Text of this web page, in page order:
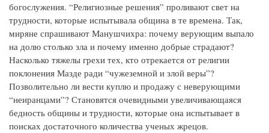
богослужения. “Религиозные решения” проливают свет на
трудности, которые испытывала община в те времена. Так,
миряне спрашивают Манушчихра: почему верующим выпало
на долю столько зла и почему именно добрые страдают?
Насколько тяжелы грехи тех, кто отрекается от религии
поклонения Мазде ради “чужеземной и злой веры”?
Позволительно ли вести куплю и продажу с неверующими
“неиранцами”? Становятся очевидными увеличивающаяся
бедность общины и трудности, которые она испытывает в
поисках достаточного количества ученых жрецов.